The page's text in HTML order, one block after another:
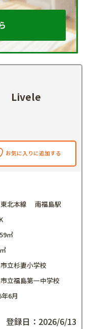
Livele
お気に入りに追加する
東北本線 南福島駅
㎡
立杉妻小学校
立福島第一中学校
6月
登録日：2026/6/13